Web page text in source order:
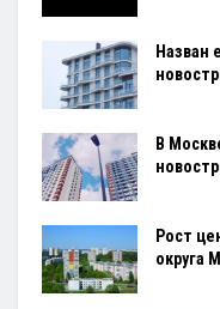
Назван
В
Рост
округа